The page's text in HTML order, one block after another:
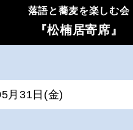
落語と蕎麦を楽しむ会
『松楠居寄席』
月31日(金)